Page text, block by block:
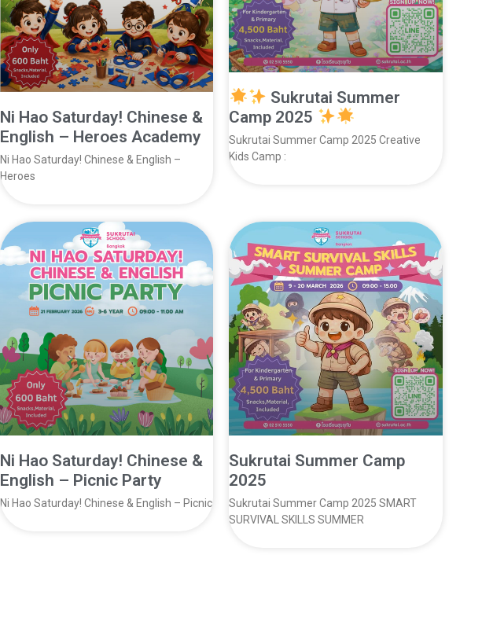
Ni Hao Saturday! Chinese &
English – Heroes Academy
Ni Hao Saturday! Chinese & English –
Heroes
Sukrutai Summer
Camp 2025
Sukrutai Summer Camp 2025 Creative
Kids Camp :
Ni Hao Saturday! Chinese &
English – Picnic Party
Ni Hao Saturday! Chinese & English – Picnic
Sukrutai Summer Camp
2025
Sukrutai Summer Camp 2025 SMART
SURVIVAL SKILLS SUMMER